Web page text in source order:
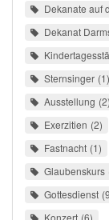
Dekanate auf
Dekanat
Sternsinger 1
Ausstellung 2
Exerzitien 2
Fastnacht 1
Glaubenskurs
Gottesdienst 9
Konzert 6